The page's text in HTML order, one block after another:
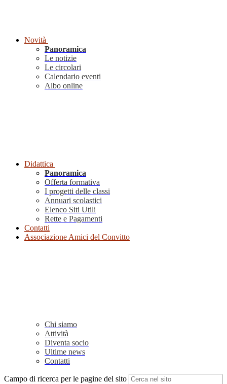
Novità
Panoramica
Le notizie
Le circolari
Calendario eventi
Albo online
Didattica
Panoramica
Offerta formativa
I progetti delle classi
Annuari scolastici
Elenco Siti Utili
Rette e Pagamenti
Contatti
Associazione Amici del Convitto
Chi siamo
Attività
Diventa socio
Ultime news
Contatti
Campo di ricerca per le pagine del sito